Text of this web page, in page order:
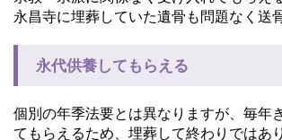
永昌寺に埋葬していた遺骨も問題なく送
永代供養してもらえる
個別の年季法要とは異なりますが、毎年
てもらえるため、埋葬して終わりではあ